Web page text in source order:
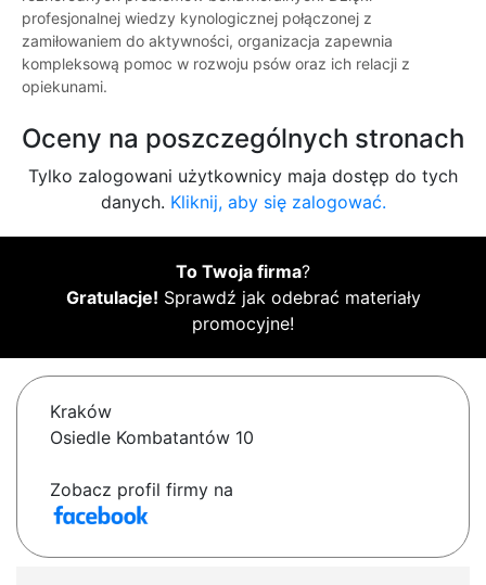
profesjonalnej wiedzy kynologicznej połączonej z
zamiłowaniem do aktywności, organizacja zapewnia
kompleksową pomoc w rozwoju psów oraz ich relacji z
opiekunami.
Oceny na poszczególnych stronach
Tylko zalogowani użytkownicy maja dostęp do tych
danych. Kliknij, aby się zalogować.
To Twoja firma?
Gratulacje! Sprawdź jak odebrać materiały
promocyjne!
Kraków
Osiedle Kombatantów 10
Zobacz profil firmy na